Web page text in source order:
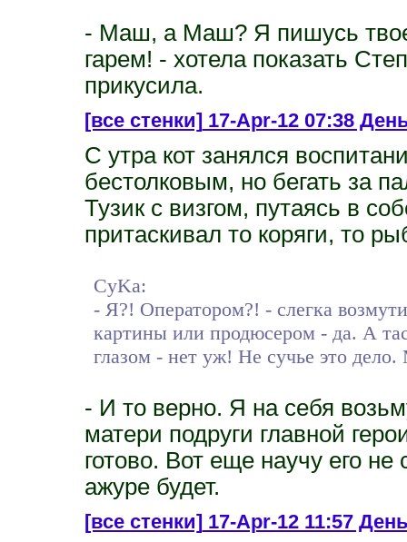
- Маш, а Маш? Я пишусь
гарем! - хотела показать
прикусила.
[все стенки]17-Apr-12 07:38
С утра кот занялся
бестолковым, но бегать за
Тузик с визгом, путаясь в
притаскивал то коряги, то
CyKa:
- Я?! Оператором?! - слегка
картины или продюсером - да. А
глазом - нет уж! Не сучье это дело.
- И то верно. Я на себя
матери подруги главной
готово. Вот еще научу его
ажуре будет.
[все стенки]17-Apr-12 11:57